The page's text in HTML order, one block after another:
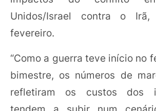
Unidos/Israel contra o
fevereiro.
“Como a guerra teve início no
bimestre, os números de
refletiram os custos dos